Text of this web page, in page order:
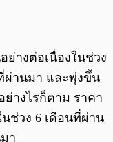
ย่างต่อเนื่องในช่วง
ผ่านมา และพุ่งขึ้น
ย่างไรก็ตาม ราคา
ช่วง 6 เดือนที่ผ่าน
า